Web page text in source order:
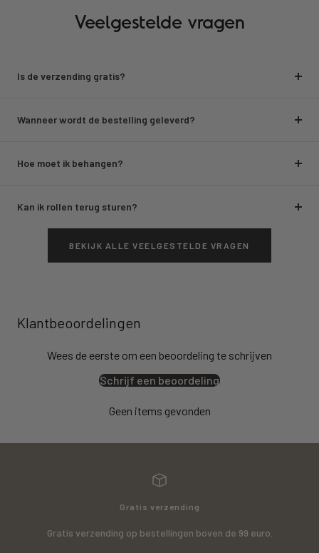
Veelgestelde vragen
Is de verzending gratis?
Wanneer wordt de bestelling geleverd?
Hoe moet ik behangen?
Kan ik rollen terug sturen?
BEKIJK ALLE VEELGESTELDE VRAGEN
Klantbeoordelingen
Wees de eerste om een beoordeling te schrijven
Schrijf een beoordeling
Geen items gevonden
Gratis verzending
Gratis verzending op bestellingen boven de 99 euro.